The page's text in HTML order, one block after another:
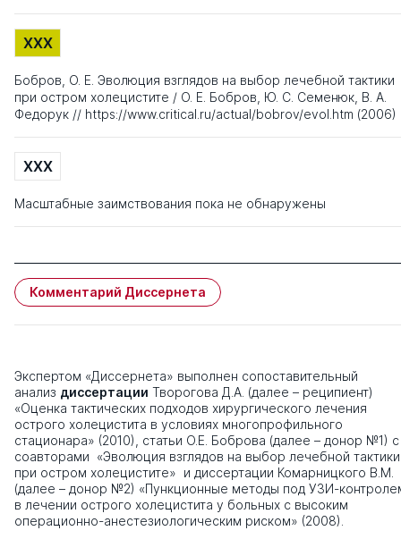
XXX
Бобров, О. Е. Эволюция взглядов на выбор лечебной тактики
при остром холецистите / О. Е. Бобров, Ю. С. Семенюк, В. А.
Федорук // https://www.critical.ru/actual/bobrov/evol.htm (2006)
XXX
Масштабные заимствования пока не обнаружены
Комментарий Диссернета
Экспертом «Диссернета» выполнен сопоставительный
анализ диссертации Творогова Д.А. (далее – реципиент)
«Оценка тактических подходов хирургического лечения
острого холецистита в условиях многопрофильного
стационара» (2010), статьи О.Е. Боброва (далее – донор №1) с
соавторами «Эволюция взглядов на выбор лечебной тактики
при остром холецистите» и диссертации Комарницкого В.М.
(далее – донор №2) «Пункционные методы под УЗИ-
в лечении острого холецистита у больных с высоким
операционно-анестезиологическим риском» (2008).